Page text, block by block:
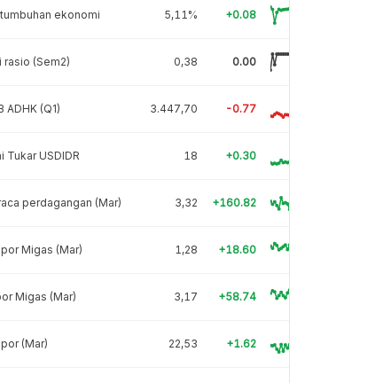
ekonomi 5,11% +0.08
rasio (Sem2) 0,38 0.00
ADHK (Q1) 3.447,70 -0.77
Tukar USDIDR 18 +0.30
perdagangan (Mar) 3,32 +160.82
Migas (Mar) 1,28 +18.60
Migas (Mar) 3,17 +58.74
(Mar) 22,53 +1.62